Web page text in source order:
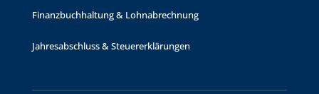
Finanzbuchhaltung & Lohnabrechnung
Jahres­abschluss & Steuer­erklärungen